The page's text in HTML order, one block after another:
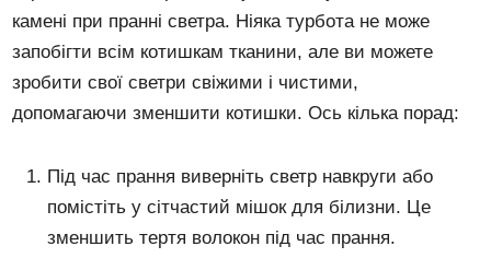
камені при пранні светра. Ніяка турбота не може
запобігти всім котишкам тканини, але ви можете
зробити свої светри свіжими і чистими,
допомагаючи зменшити котишки. Ось кілька порад:
Під час прання виверніть светр навкруги або
помістіть у сітчастий мішок для білизни. Це
зменшить тертя волокон під час прання.